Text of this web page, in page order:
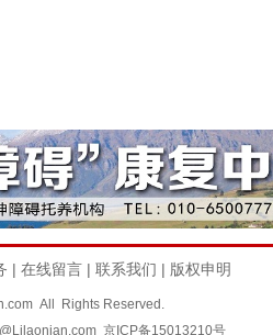
| 在线留言 | 联系我们 | 版权申明
All Rights Reserved.
京ICP备15013210号